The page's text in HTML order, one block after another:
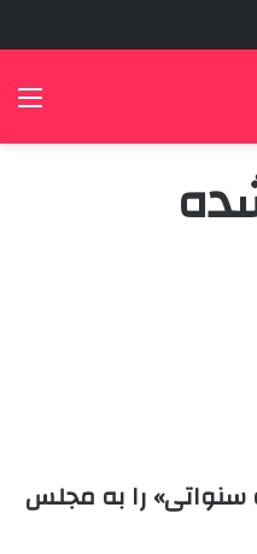
سنواتی» را به مجلس